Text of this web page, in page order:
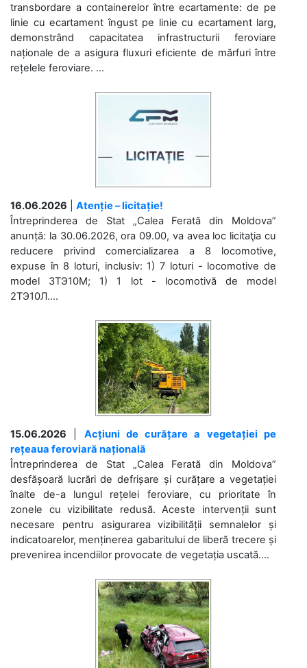
transbordare a containerelor între ecartamente: de pe
linie cu ecartament îngust pe linie cu ecartament larg,
demonstrând capacitatea infrastructurii feroviare
naționale de a asigura fluxuri eficiente de mărfuri între
rețelele feroviare. ...
16.06.2026
Atenție – licitație!
Întreprinderea de Stat „Calea Ferată din Moldova”
anunță: la 30.06.2026, ora 09.00, va avea loc licitaţia cu
reducere privind comercializarea a 8 locomotive,
expuse în 8 loturi, inclusiv: 1) 7 loturi - locomotive de
model 3ТЭ10М; 1) 1 lot - locomotivă de model
2ТЭ10Л....
15.06.2026
Acțiuni de curățare a vegetației pe
rețeaua feroviară națională
Întreprinderea de Stat „Calea Ferată din Moldova”
desfășoară lucrări de defrișare și curățare a vegetației
înalte de-a lungul rețelei feroviare, cu prioritate în
zonele cu vizibilitate redusă. Aceste intervenții sunt
necesare pentru asigurarea vizibilității semnalelor și
indicatoarelor, menținerea gabaritului de liberă trecere și
prevenirea incendiilor provocate de vegetația uscată....